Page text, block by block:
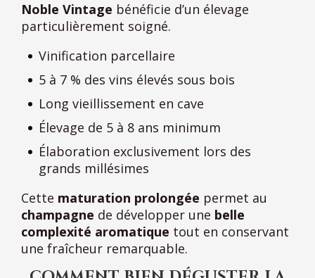
Noble Vintage bénéficie d’un élevage
particulièrement soigné.
Vinification parcellaire
5 à 7 % des vins élevés sous bois
Long vieillissement en cave
Élevage de 5 à 8 ans minimum
Élaboration exclusivement lors des
grands millésimes
Cette maturation prolongée permet au
champagne de développer une belle
complexité aromatique tout en conservant
une fraîcheur remarquable.